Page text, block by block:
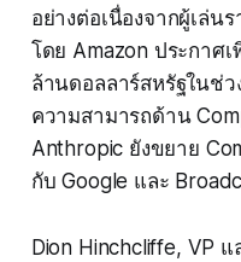
อย่างต่อเนื่องจากผู้เล่น
โดย Amazon ประกาศ
ล้านดอลลาร์สหรัฐในช่
ความสามารถด้าน
Anthropic ยังขยาย
กับ Google และ
Dion Hinchcliffe, VP